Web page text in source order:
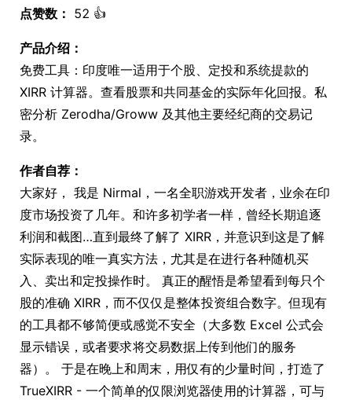
点赞数： 52 👍
产品介绍：
免费工具：印度唯一适用于个股、定投和系统提款的
XIRR 计算器。查看股票和共同基金的实际年化回报。私
密分析 Zerodha/Groww 及其他主要经纪商的交易记
录。
作者自荐：
大家好， 我是 Nirmal，一名全职游戏开发者，业余在印
度市场投资了几年。和许多初学者一样，曾经长期追逐
利润和截图…直到最终了解了 XIRR，并意识到这是了解
实际表现的唯一真实方法，尤其是在进行各种随机买
入、卖出和定投操作时。 真正的醒悟是希望看到每只个
股的准确 XIRR，而不仅仅是整体投资组合数字。但现有
的工具都不够简便或感觉不安全（大多数 Excel 公式会
显示错误，或者要求将交易数据上传到他们的服务
器）。 于是在晚上和周末，用仅有的少量时间，打造了
TrueXIRR - 一个简单的仅限浏览器使用的计算器，可与